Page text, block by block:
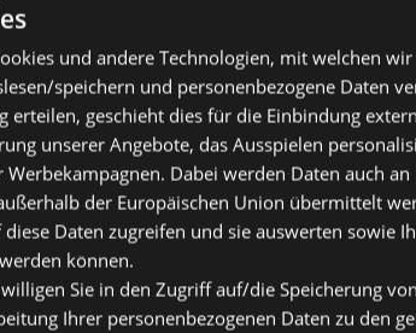
und andere Technologien, mit welchen wir
speichern und personenbezogene Daten
erteilen, geschieht dies für die Einbindung
unserer Angebote, das Ausspielen
Dabei werden Daten auch
der Europäischen Union übermittelt
Daten zugreifen und sie auswerten sowie
können.
Sie in den Zugriff auf/die Speicherung von
Ihrer personenbezogenen Daten zu den